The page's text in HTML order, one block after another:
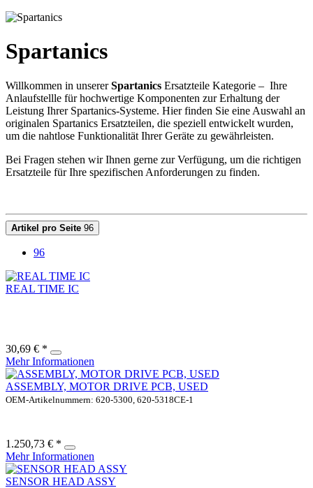
Spartanics
Willkommen in unsererSpartanics Ersatzteile Kategorie – Ihre
Anlaufstellle für hochwertige Komponenten zur Erhaltung der
Leistung Ihrer Spartanics-Systeme. Hier finden Sie eine Auswahl an
originalen Spartanics Ersatzteilen, die speziell entwickelt wurden,
um die nahtlose Funktionalität Ihrer Geräte zu gewährleisten.
Bei Fragen stehen wir Ihnen gerne zur Verfügung, um die richtigen
Ersatzteile für Ihre spezifischen Anforderungen zu finden.
Artikel pro Seite 96
96
REAL TIME IC
30,69 € *
Mehr Informationen
ASSEMBLY, MOTOR DRIVE PCB, USED
OEM-Artikelnummern: 620-5300, 620-5318CE-1
1.250,73 € *
Mehr Informationen
SENSOR HEAD ASSY